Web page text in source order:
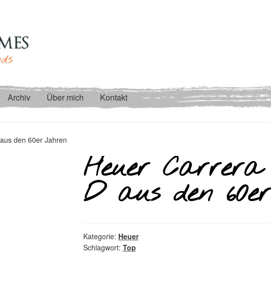
Archiv Über mich Kontakt
den 60er Jahren
Heuer Carrera
D aus den
Kategorie: Heuer
Schlagwort: Top